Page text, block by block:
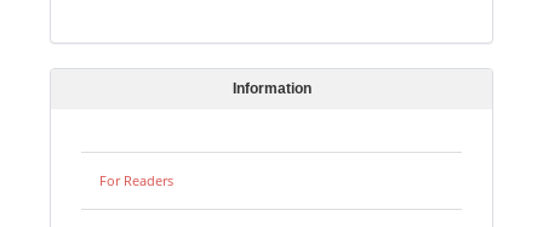
Information
For Readers